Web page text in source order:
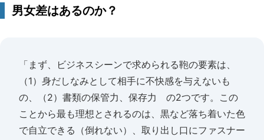
男女差はあるのか？
「まず、ビジネスシーンで求められる鞄の要素は、
（1）身だしなみとして相手に不快感を与えないも
の、（2）書類の保管力、保存力 の2つです。この
ことから最も理想とされるのは、黒など落ち着いた色
で自立できる（倒れない）、取り出し口にファスナー